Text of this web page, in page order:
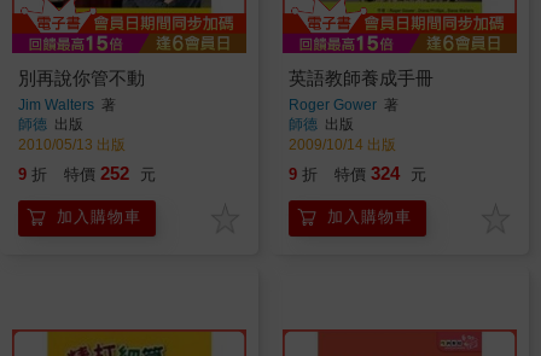
別再說你管不動
Jim Walters 著
師德 出版
2010/05/13 出版
9 折 特價 252 元
加入購物車
英語教師養成手冊
Roger Gower 著
師德 出版
2009/10/14 出版
9 折 特價 324 元
加入購物車